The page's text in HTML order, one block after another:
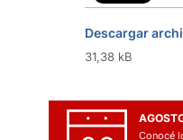
Descargar
31,38 kB
Conocé